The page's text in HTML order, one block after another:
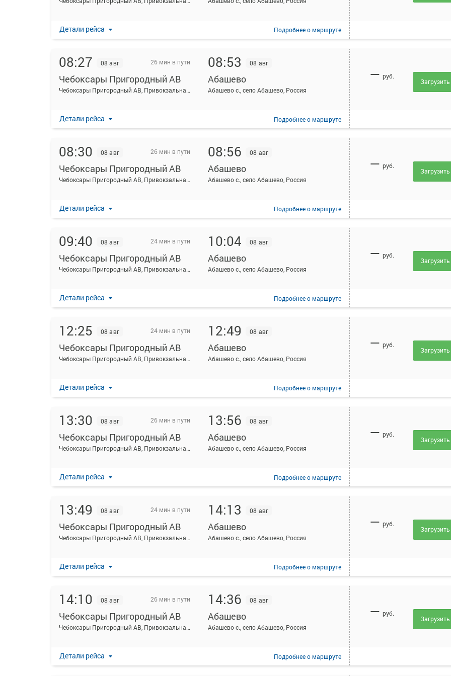
Детали рейса Подробнеео маршруте
08:27 08 авг 26 мин в пути
Чебоксары Пригородный АВ
Чебоксары Пригородный АВ, Привокзальная ул., 3
08:53 08 авг
Абашево
Абашево с., село Абашево, Россия
Детали рейса Подробнеео маршруте
— руб.
08:30 08 авг 26 мин в пути
Чебоксары Пригородный АВ
Чебоксары Пригородный АВ, Привокзальная ул., 3
08:56 08 авг
Абашево
Абашево с., село Абашево, Россия
Детали рейса Подробнеео маршруте
— руб.
09:40 08 авг 24 мин в пути
Чебоксары Пригородный АВ
Чебоксары Пригородный АВ, Привокзальная ул., 3
10:04 08 авг
Абашево
Абашево с., село Абашево, Россия
Детали рейса Подробнеео маршруте
— руб.
12:25 08 авг 24 мин в пути
Чебоксары Пригородный АВ
Чебоксары Пригородный АВ, Привокзальная ул., 3
12:49 08 авг
Абашево
Абашево с., село Абашево, Россия
Детали рейса Подробнеео маршруте
— руб.
13:30 08 авг 26 мин в пути
Чебоксары Пригородный АВ
Чебоксары Пригородный АВ, Привокзальная ул., 3
13:56 08 авг
Абашево
Абашево с., село Абашево, Россия
Детали рейса Подробнеео маршруте
— руб.
13:49 08 авг 24 мин в пути
Чебоксары Пригородный АВ
Чебоксары Пригородный АВ, Привокзальная ул., 3
14:13 08 авг
Абашево
Абашево с., село Абашево, Россия
Детали рейса Подробнеео маршруте
— руб.
14:10 08 авг 26 мин в пути
Чебоксары Пригородный АВ
Чебоксары Пригородный АВ, Привокзальная ул., 3
14:36 08 авг
Абашево
Абашево с., село Абашево, Россия
Детали рейса Подробнеео маршруте
— руб.